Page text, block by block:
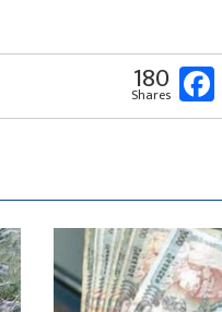
180
Shares